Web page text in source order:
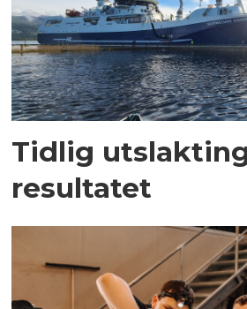
Tidlig
resultatet